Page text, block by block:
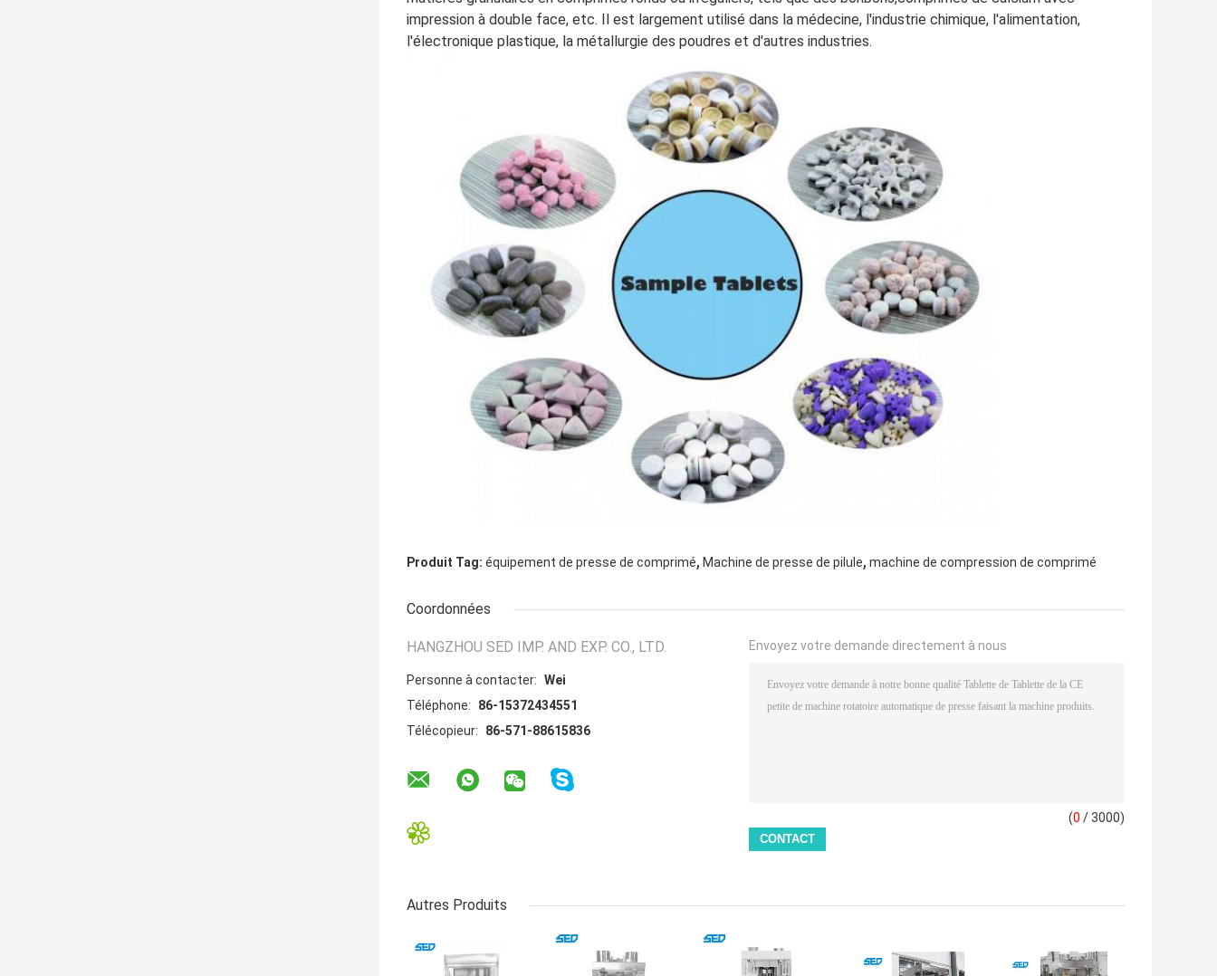
impression à double face, etc. Il est largement utilisé dans la médecine, l'industrie chimique, l'alimentation,
l'électronique plastique, la métallurgie des poudres et d'autres industries.
Produit Tag: équipement de presse de comprimé, Machine de presse de pilule, machine de compression de comprimé
Coordonnées
HANGZHOU SED IMP. AND EXP. CO., LTD.
Personne à contacter: Wei
Téléphone:
86-15372434551
Télécopieur:
86-571-88615836
Envoyez votre demande directement à nous
(0 / 3000)
Autres Produits